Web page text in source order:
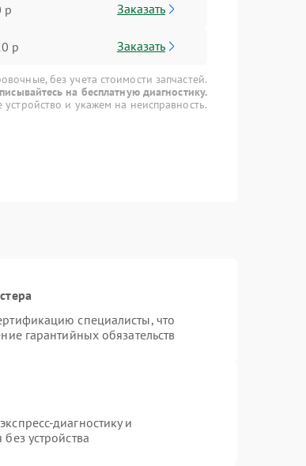
р Заказать
р Заказать
без учета стоимости запчастей.
на бесплатную диагностику.
и укажем на неисправность.
специалисты, что
гарантийных обязательств
диагностику и
устройства